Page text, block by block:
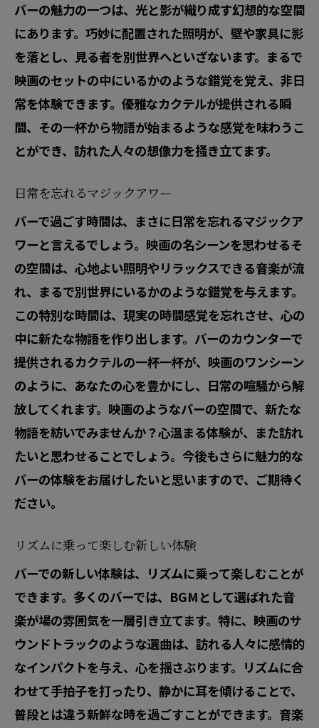
バーの魅力の一つは、光と影が織り成す幻想的な空間
にあります。巧妙に配置された照明が、壁や家具に影
を落とし、見る者を別世界へといざないます。まるで
映画のセットの中にいるかのような錯覚を覚え、非日
常を体験できます。優雅なカクテルが提供される瞬
間、その一杯から物語が始まるような感覚を味わうこ
とができ、訪れた人々の想像力を掻き立てます。
日常を忘れるマジックアワー
バーで過ごす時間は、まさに日常を忘れるマジックア
ワーと言えるでしょう。映画の名シーンを思わせるそ
の空間は、心地よい照明やリラックスできる音楽が流
れ、まるで別世界にいるかのような錯覚を与えます。
この特別な時間は、現実の時間感覚を忘れさせ、心の
中に新たな物語を作り出します。バーのカウンターで
提供されるカクテルの一杯一杯が、映画のワンシーン
のように、あなたの心を豊かにし、日常の喧騒から解
放してくれます。映画のようなバーの空間で、新たな
物語を紡いでみませんか？心温まる体験が、また訪れ
たいと思わせることでしょう。今後もさらに魅力的な
バーの体験をお届けしたいと思いますので、ご期待く
ださい。
リズムに乗って楽しむ新しい体験
バーでの新しい体験は、リズムに乗って楽しむことが
できます。多くのバーでは、BGMとして選ばれた音
楽が場の雰囲気を一層引き立てます。特に、映画のサ
ウンドトラックのような選曲は、訪れる人々に感情的
なインパクトを与え、心を揺さぶります。リズムに合
わせて手拍子を打ったり、静かに耳を傾けることで、
普段とは違う新鮮な時を過ごすことができます。音楽